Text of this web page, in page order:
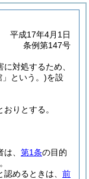
平成17年4月1日
条例第147号
対処するため、
という。)を設
りとする。
、 第1条の目的
めるときは、 前